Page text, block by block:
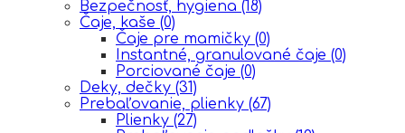
Bezpečnosť, hygiena (18)
Čaje, kaše (0)
Čaje pre mamičky (0)
Instantné, granulované čaje (0)
Porciované čaje (0)
Deky, dečky (31)
Prebaľovanie, plienky (67)
Plienky (27)